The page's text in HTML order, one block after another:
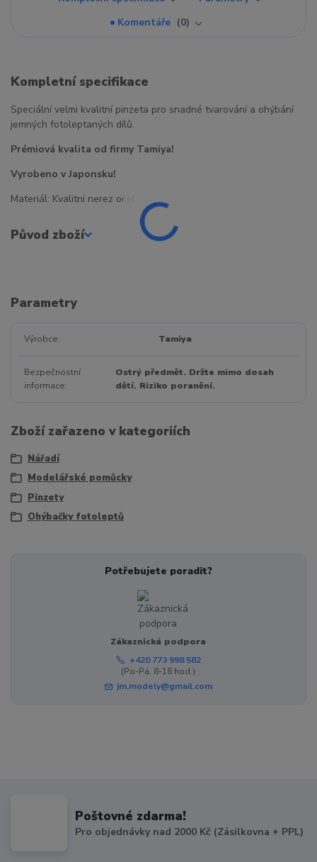
Komentáře
0
Kompletní specifikace
Speciální velmi kvalitní pinzeta pro snadné tvarování a ohýbání
jemných fotoleptaných dílů.
Prémiová kvalita od firmy Tamiya!
Vyrobeno v Japonsku!
Materiál: Kvalitní nerez ocel.
Původ zboží
Parametry
Výrobce Tamiya
Bezpečnostní
informace
Ostrý předmět. Držte mimo dosah
dětí. Riziko poranění.
Zboží zařazeno v kategoriích
Nářadí
Modelářské pomůcky
Pinzety
Ohýbačky fotoleptů
Potřebujete poradit?
Zákaznická podpora
+420 773 998 582
(Po-Pá, 8-18 hod.)
jm.modely@gmail.com
Poštovné zdarma!
Pro objednávky nad 2000 Kč (Zásilkovna + PPL)